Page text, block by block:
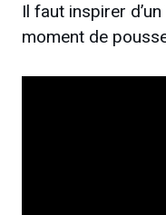
Il faut inspirer
moment de